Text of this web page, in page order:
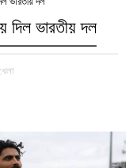
দিল ভারতীয় দল